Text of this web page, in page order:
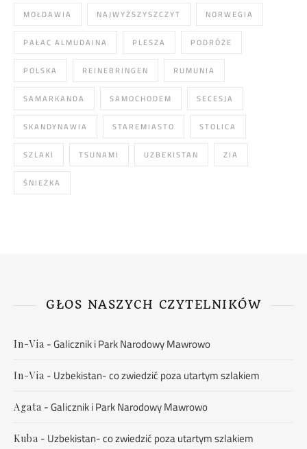
MOŁDAWIA NAJWYŻSZYSZCZYT NORWEGIA
PAŁAC ALMUDAINA PLESZA PODRÓŻE
POLSKA REINEBRINGEN RUMUNIA
SAMARKANDA SAMOCHODEM SECESJA
SKANDYNAWIA STAREMIASTO STOLICA
SZLAKI TSUNAMI UZBEKISTAN ZIA
ŚNIEŻKA
GŁOS NASZYCH CZYTELNIKÓW
In-Via -Galicznik i Park Narodowy Mawrowo
In-Via -Uzbekistan- co zwiedzić poza utartym szlakiem
Agata -Galicznik i Park Narodowy Mawrowo
Kuba -Uzbekistan- co zwiedzić poza utartym szlakiem